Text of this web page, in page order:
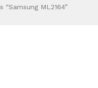
ML2164”